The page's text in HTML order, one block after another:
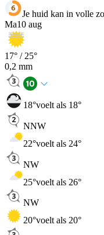
Je huid kan in volle
Ma10 aug
17° / 25°
0,2 mm
18°voelt als 18°
NNW
22°voelt als 24°
NW
25°voelt als 26°
NW
20°voelt als 20°